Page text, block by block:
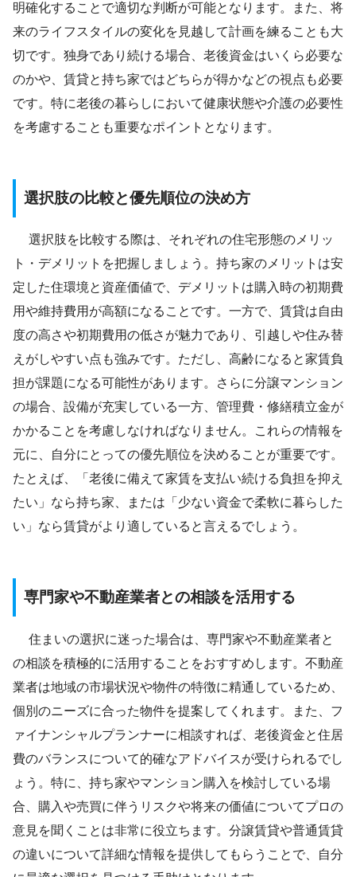
明確化することで適切な判断が可能となります。また、将
来のライフスタイルの変化を見越して計画を練ることも大
切です。独身であり続ける場合、老後資金はいくら必要な
のかや、賃貸と持ち家ではどちらが得かなどの視点も必要
です。特に老後の暮らしにおいて健康状態や介護の必要性
を考慮することも重要なポイントとなります。
選択肢の比較と優先順位の決め方
選択肢を比較する際は、それぞれの住宅形態のメリッ
ト・デメリットを把握しましょう。持ち家のメリットは安
定した住環境と資産価値で、デメリットは購入時の初期費
用や維持費用が高額になることです。一方で、賃貸は自由
度の高さや初期費用の低さが魅力であり、引越しや住み替
えがしやすい点も強みです。ただし、高齢になると家賃負
担が課題になる可能性があります。さらに分譲マンション
の場合、設備が充実している一方、管理費・修繕積立金が
かかることを考慮しなければなりません。これらの情報を
元に、自分にとっての優先順位を決めることが重要です。
たとえば、「老後に備えて家賃を支払い続ける負担を抑え
たい」なら持ち家、または「少ない資金で柔軟に暮らした
い」なら賃貸がより適していると言えるでしょう。
専門家や不動産業者との相談を活用する
住まいの選択に迷った場合は、専門家や不動産業者と
の相談を積極的に活用することをおすすめします。不動産
業者は地域の市場状況や物件の特徴に精通しているため、
個別のニーズに合った物件を提案してくれます。また、フ
ァイナンシャルプランナーに相談すれば、老後資金と住居
費のバランスについて的確なアドバイスが受けられるでし
ょう。特に、持ち家やマンション購入を検討している場
合、購入や売買に伴うリスクや将来の価値についてプロの
意見を聞くことは非常に役立ちます。分譲賃貸や普通賃貸
の違いについて詳細な情報を提供してもらうことで、自分